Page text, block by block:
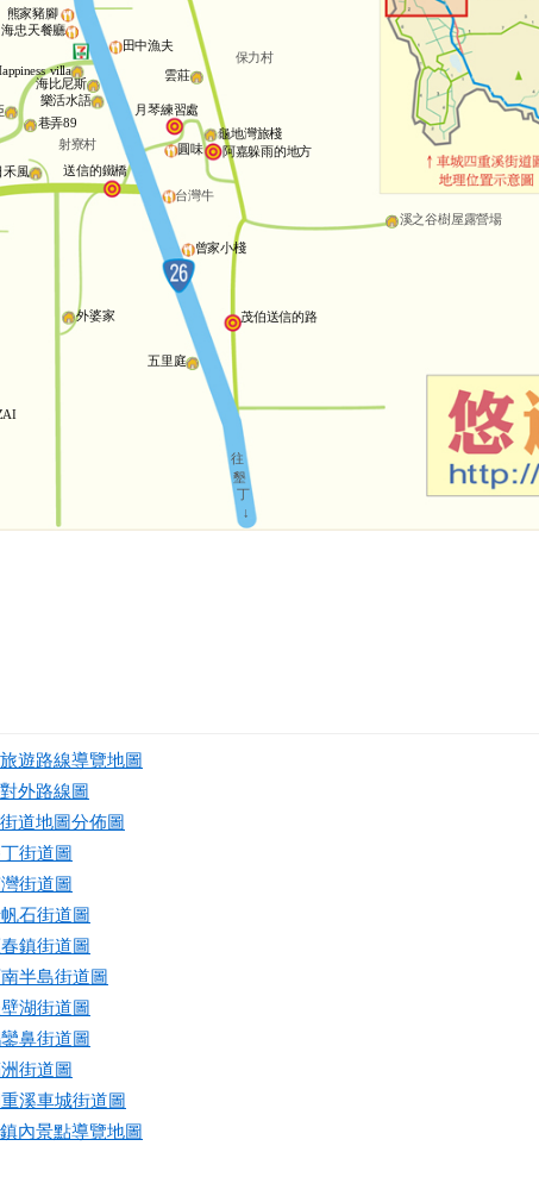
熊家豬腳
海忠天餐廳
海比尼斯
巷弄89
樂活水語
月琴練習處
保力村
阿嘉躲雨的地方
台灣牛
曾家小棧
送信的鐵橋
溪之谷樹屋露營場
茂伯送信的路
外婆家
五里庭
往
墾
丁
↓
villa 雲莊
田中漁夫
龜地灣旅棧
圓味
禾風
射寮村
遊路線導覽地圖
外路線圖
道地圖分佈圖
街道圖
街道圖
石街道圖
鎮街道圖
半島街道圖
湖街道圖
鼻街道圖
街道圖
溪車城街道圖
內景點導覽地圖